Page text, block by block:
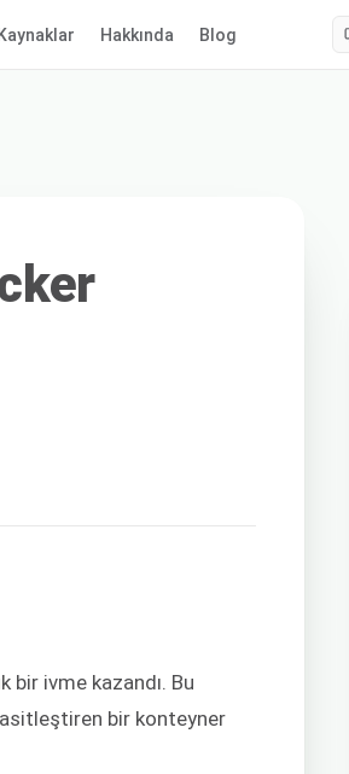
Hakkında Blog
bir ivme kazandı. Bu
bir konteyner